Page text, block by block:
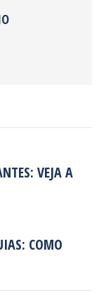
VEJA A
COMO